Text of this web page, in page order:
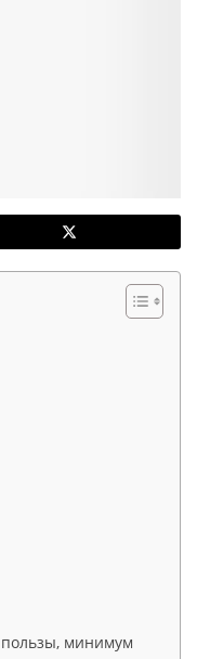
минимум